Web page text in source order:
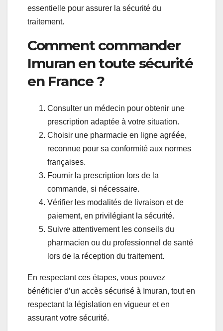
essentielle pour assurer la sécurité du
traitement.
Comment commander
Imuran en toute sécurité
en France ?
Consulter un médecin pour obtenir une
prescription adaptée à votre situation.
Choisir une pharmacie en ligne agréée,
reconnue pour sa conformité aux normes
françaises.
Fournir la prescription lors de la
commande, si nécessaire.
Vérifier les modalités de livraison et de
paiement, en privilégiant la sécurité.
Suivre attentivement les conseils du
pharmacien ou du professionnel de santé
lors de la réception du traitement.
En respectant ces étapes, vous pouvez
bénéficier d’un accès sécurisé à Imuran, tout en
respectant la législation en vigueur et en
assurant votre sécurité.